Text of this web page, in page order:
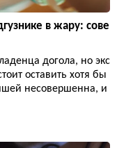
в жару: сове
догола, но экс
оставить хотя бы
несовершенна, и